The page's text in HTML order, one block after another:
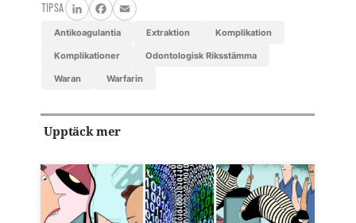
TIPSA
LinkedInFacebook
Email
antikoagulantia extraktion komplikation
komplikationer Odontologisk Riksstämma
Waran warfarin
Upptäck mer